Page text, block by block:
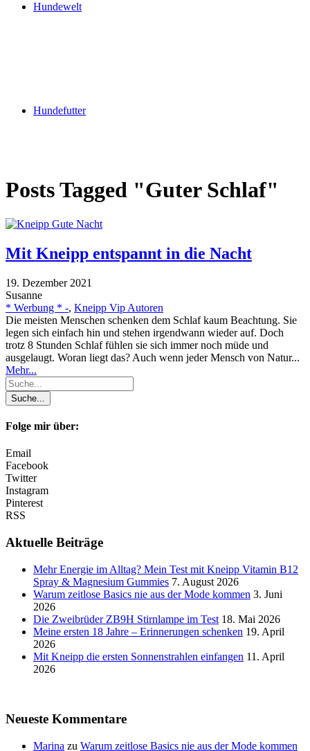
Hundewelt
Hundefutter
Posts Tagged "Guter Schlaf"
Mit Kneipp entspannt in die Nacht
19. Dezember 2021
Susanne
* Werbung * -, Kneipp Vip Autoren
Die meisten Menschen schenken dem Schlaf kaum Beachtung. Sie
legen sich einfach hin und stehen irgendwann wieder auf. Doch
trotz 8 Stunden Schlaf fühlen sie sich immer noch müde und
ausgelaugt. Woran liegt das? Auch wenn jeder Mensch von Natur...
Mehr...
Folge mir über:
Email
Facebook
Twitter
Instagram
Pinterest
RSS
Aktuelle Beiträge
Mehr Energie im Alltag? Mein Test mit Kneipp Vitamin B12
Spray & Magnesium Gummies 7. August 2026
Warum zeitlose Basics nie aus der Mode kommen 3. Juni
2026
Die Zweibrüder ZB9H Stirnlampe im Test 18. Mai 2026
Meine ersten 18 Jahre – Erinnerungen schenken 19. April
2026
Mit Kneipp die ersten Sonnenstrahlen einfangen 11. April
2026
Neueste Kommentare
Marina zu Warum zeitlose Basics nie aus der Mode kommen